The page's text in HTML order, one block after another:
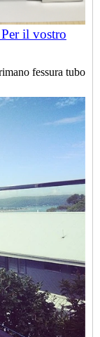
il vostro
fessura tubo